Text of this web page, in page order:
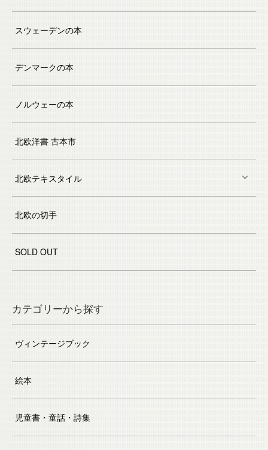
スウェーデンの本
デンマークの本
ノルウェーの本
北欧洋書 古本市
北欧テキスタイル
北欧の切手
SOLD OUT
カテゴリーから探す
ヴィンテージブック
絵本
児童書・童話・詩集